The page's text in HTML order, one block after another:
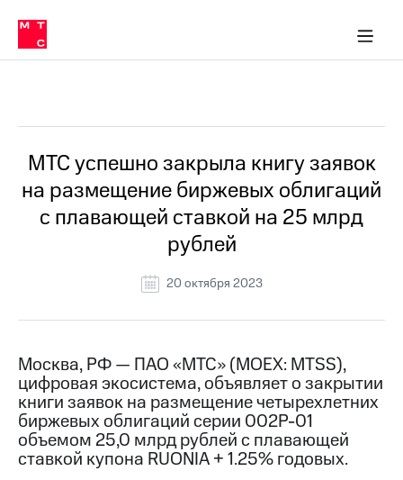
Медиа-центр
и акционерам
Устойчивое развитие
Комплаенс и деловая этика
компании
Карьера
История
компании
Руководство
информация
Медиа-центр
Пресс-
релизы
МТС
о технологиях
в МТС
Пресс-
релизы
МТС
о технологиях
МТС успешно закрыла книгу заявок
на размещение биржевых облигаций
с плавающей ставкой на 25 млрд
рублей
20 октября 2023
Москва, РФ — ПАО «МТС» (MOEX: MTSS),
цифровая экосистема, объявляет о закрытии
книги заявок на размещение четырехлетних
биржевых облигаций серии 002Р-01
объемом 25,0 млрд рублей с плавающей
ставкой купона RUONIA + 1.25% годовых.